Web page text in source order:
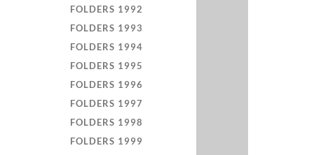
FOLDERS 1992
FOLDERS 1993
FOLDERS 1994
FOLDERS 1995
FOLDERS 1996
FOLDERS 1997
FOLDERS 1998
FOLDERS 1999